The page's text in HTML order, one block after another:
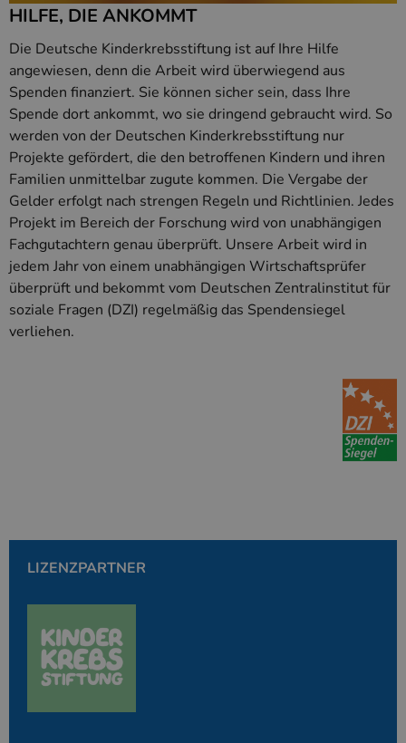
HILFE, DIE ANKOMMT
Die Deutsche Kinderkrebsstiftung ist auf Ihre Hilfe
angewiesen, denn die Arbeit wird überwiegend aus
Spenden finanziert. Sie können sicher sein, dass Ihre
Spende dort ankommt, wo sie dringend gebraucht wird. So
werden von der Deutschen Kinderkrebsstiftung nur
Projekte gefördert, die den betroffenen Kindern und ihren
Familien unmittelbar zugute kommen. Die Vergabe der
Gelder erfolgt nach strengen Regeln und Richtlinien. Jedes
Projekt im Bereich der Forschung wird von unabhängigen
Fachgutachtern genau überprüft. Unsere Arbeit wird in
jedem Jahr von einem unabhängigen Wirtschaftsprüfer
überprüft und bekommt vom Deutschen Zentralinstitut für
soziale Fragen (DZI) regelmäßig das Spendensiegel
verliehen.
LIZENZPARTNER
Name
Anbieter/
Domäne
Ablaufdatum Beschreibung
_ga
Google LLC
www.kallos.de
2 Jahre
Dient Google
Analytics zur
Unterscheidung
einzelner
Nutzer.
_ga_*
kallos.de 2 Jahre
Dient Google
Analytics zur
des
Sitzungsstatus.
Name
Anbieter/
Domäne
Ablaufdatum Beschreibung
gcl_aw kallos.de
2 Monate 4
Wochen
Dient Google Ads
zur Attribution.
_clck
.www.kallos.de 1 Jahr
Dieses Cookie wird
verwendet, um
Nutzerinteraktionen
und das
Engagement auf der
Website zu
verfolgen, um die
Nutzererfahrung
Dieses Cookie ist
mit Microsoft
verbunden. Es wird
verwendet, um
Informationen über
Benutzersitzung für